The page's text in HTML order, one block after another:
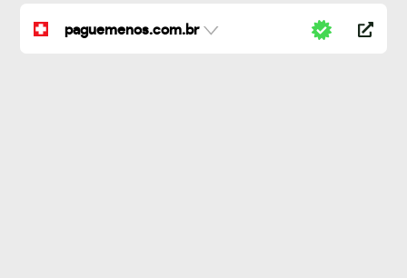
paguemenos.com.br